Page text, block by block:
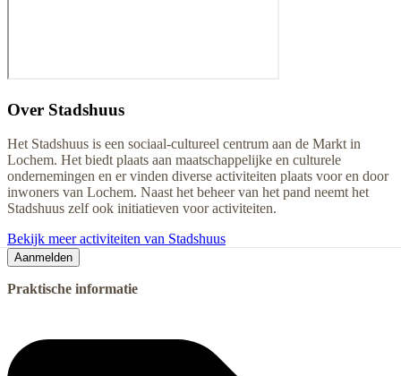
Over Stadshuus
Het Stadshuus is een sociaal-cultureel centrum aan de Markt in
Lochem. Het biedt plaats aan maatschappelijke en culturele
ondernemingen en er vinden diverse activiteiten plaats voor en door
inwoners van Lochem. Naast het beheer van het pand neemt het
Stadshuus zelf ook initiatieven voor activiteiten.
Bekijk meer activiteiten van Stadshuus
Aanmelden
Praktische informatie